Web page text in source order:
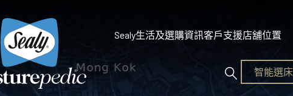
Sealy生活及選購資訊客戶支援店舖位置
智能選